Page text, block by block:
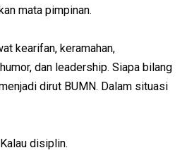
mata pimpinan.
kearifan, keramahan,
dan leadership. Siapa bilang
dirut BUMN. Dalam situasi
disiplin.